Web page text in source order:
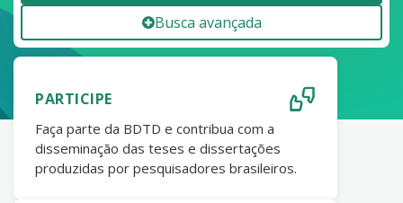
Busca avançada
PARTICIPE
Faça parte da BDTD e contribua com a
disseminação das teses e dissertações
produzidas por pesquisadores brasileiros.